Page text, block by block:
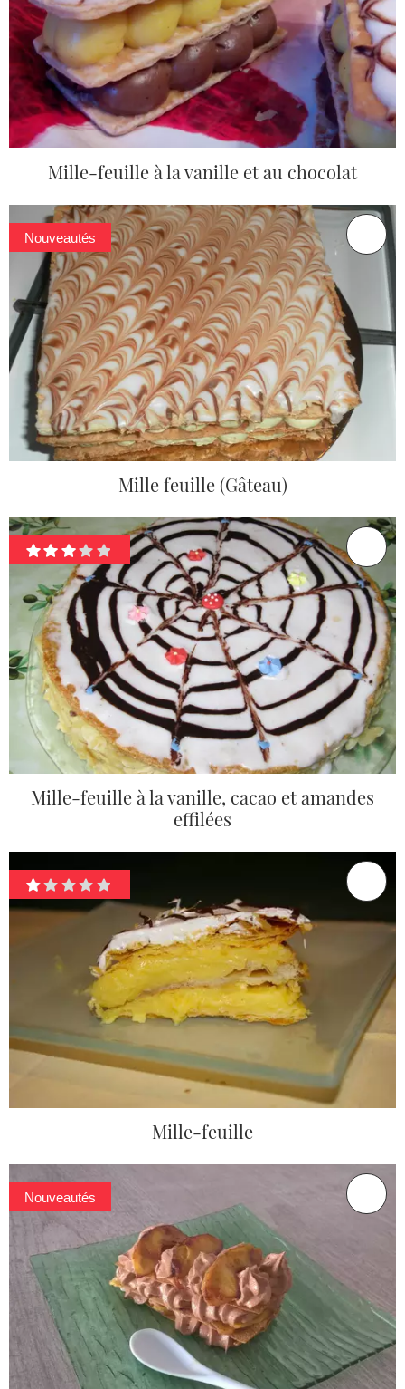
Mille-feuille à la vanille et au chocolat
Nouveautés
Mille feuille (Gâteau)
Mille-feuille à la vanille, cacao et amandes
effilées
Mille-feuille
Nouveautés